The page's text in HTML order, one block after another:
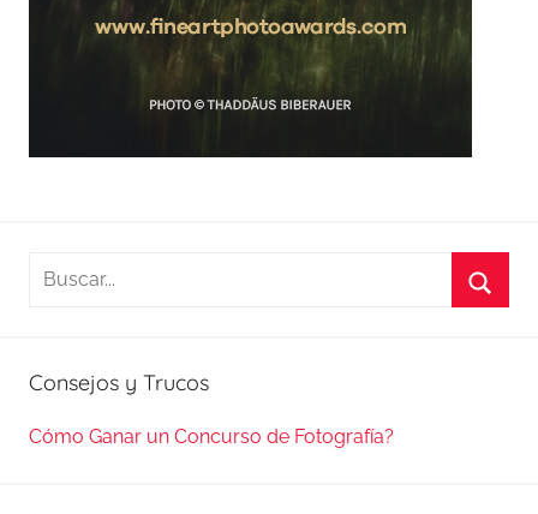
Buscar:
Consejos y Trucos
Cómo Ganar un Concurso de Fotografía?